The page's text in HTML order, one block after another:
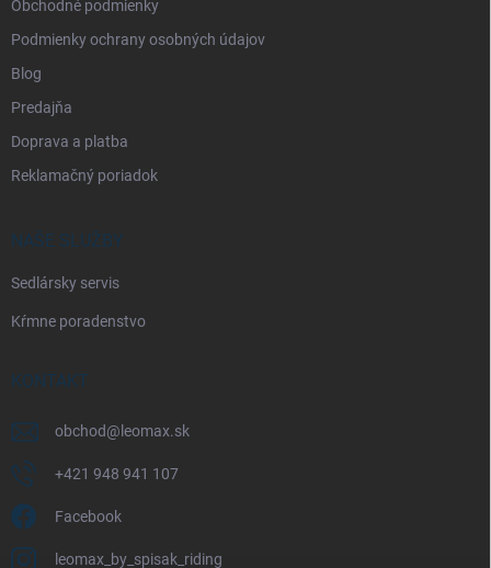
Obchodné podmienky
Podmienky ochrany osobných údajov
Blog
Predajňa
Doprava a platba
Reklamačný poriadok
NAŠE SLUŽBY
Sedlársky servis
Kŕmne poradenstvo
KONTAKT
obchod@ leomax.sk
+421 948 941 107
Facebook
leomax_by_spisak_riding